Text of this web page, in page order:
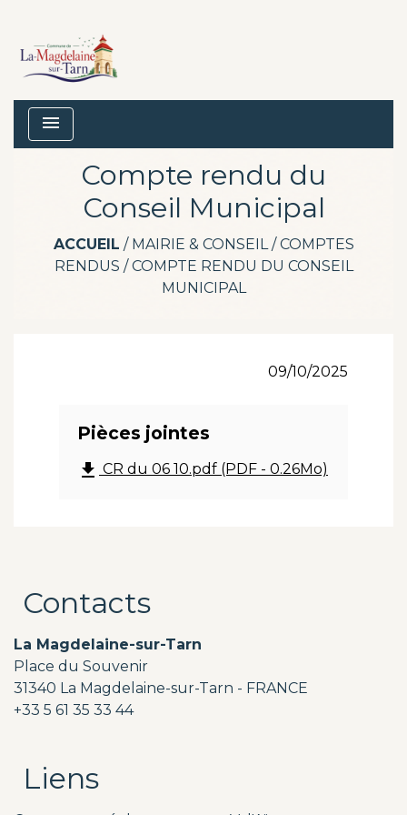
menu
Compte rendu du
Conseil Municipal
ACCUEIL / MAIRIE & CONSEIL/COMPTES
RENDUS /COMPTE RENDU DU CONSEIL
MUNICIPAL
09/10/2025
Pièces jointes
file_download CR du 06 10.pdf (PDF - 0.26Mo)
Contacts
La Magdelaine-sur-Tarn
Place du Souvenir
31340 La Magdelaine-sur-Tarn - FRANCE
+33 5 61 35 33 44
Liens